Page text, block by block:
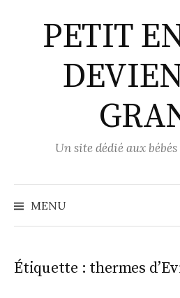
contenuPETIT
Un site dédié aux
MENU
Étiquette : thermes